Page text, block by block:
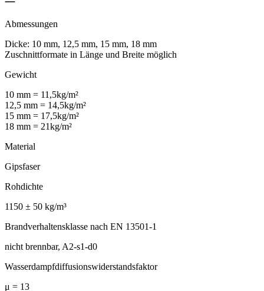
Abmessungen
Dicke: 10 mm, 12,5 mm, 15 mm, 18 mm
Zuschnittformate in Länge und Breite möglich
Gewicht
10 mm = 11,5kg/m²
12,5 mm = 14,5kg/m²
15 mm = 17,5kg/m²
18 mm = 21kg/m²
Material
Gipsfaser
Rohdichte
1150 ± 50 kg/m³
Brandverhaltensklasse nach EN 13501-1
nicht brennbar, A2-s1-d0
Wasserdampfdiffusionswiderstandsfaktor
μ = 13